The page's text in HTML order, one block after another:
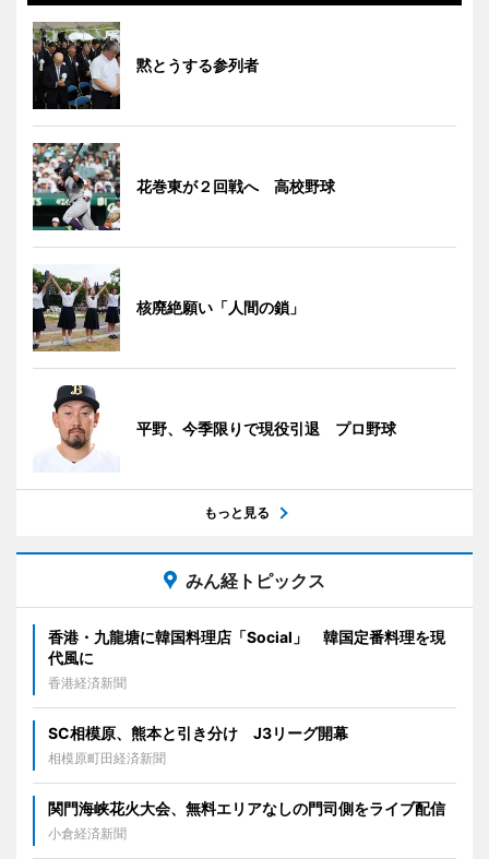
黙とうする参列者
花巻東が２回戦へ 高校野球
核廃絶願い「人間の鎖」
平野、今季限りで現役引退 プロ野球
もっと見る
みん経トピックス
香港・九龍塘に韓国料理店「Social」 韓国定番料理を現
代風に
香港経済新聞
SC相模原、熊本と引き分け J3リーグ開幕
相模原町田経済新聞
関門海峡花火大会、無料エリアなしの門司側をライブ配信
小倉経済新聞